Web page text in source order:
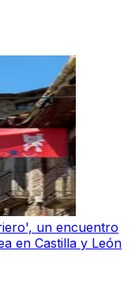
un encuentro
en Castilla y León